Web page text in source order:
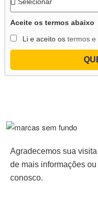
Aceite os termos abaixo
Li e aceito os termos e
Agradecemos sua
de mais informações
conosco.